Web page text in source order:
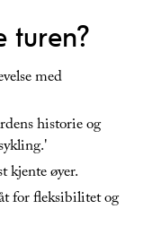
turen?
med
historie og
kjente øyer.
for fleksibilitet og